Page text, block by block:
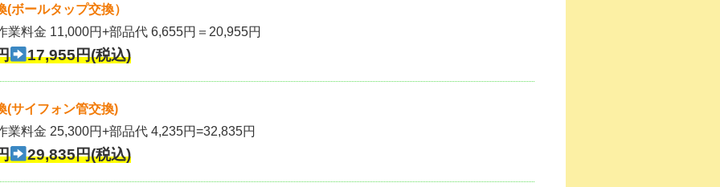
ボールタップ交換）
業料金 11,000円+部品代 6,655円＝20,955円
17,955円(税込)
(サイフォン管交換)
業料金 25,300円+部品代 4,235円=32,835円
29,835円(税込)